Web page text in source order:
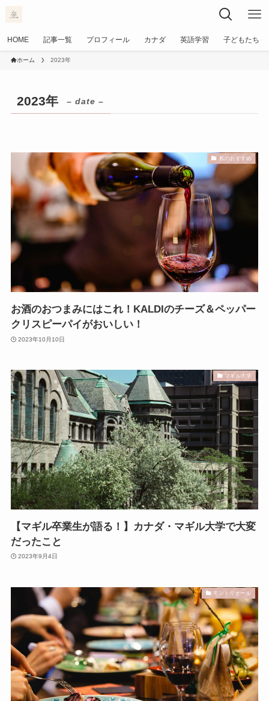
HOME 記事一覧 プロフィール カナダ 英語学習 子どもたち
ホーム 2023年
2023年 – date –
私のおすすめ
お酒のおつまみにはこれ！KALDIのチーズ＆ペッパー
クリスピーパイがおいしい！
2023年10月10日
マギル大学
【マギル卒業生が語る！】カナダ・マギル大学で大変
だったこと
2023年9月4日
モントリオール